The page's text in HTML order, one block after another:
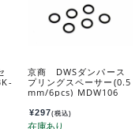
京商 DWSダンパース
プリングスペーサー(0.5
mm/6pcs) MDW106
¥297(税込)